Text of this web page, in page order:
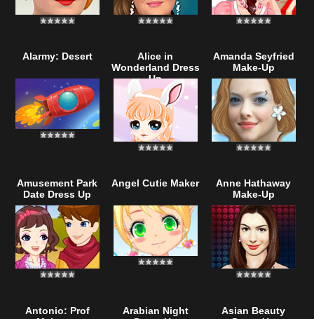
Alarmy: Desert
Alice in
Wonderland Dress
Up
Amanda Seyfried
Make-Up
Amusement Park
Date Dress Up
Angel Cutie Maker
Anne Hathaway
Make-Up
Antonio: Prof
Arabian Night
Asian Beauty